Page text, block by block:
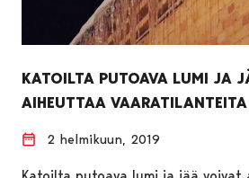
KATOILTA PUTOAVA LUMI JA
AIHEUTTAA VAARATILANTEITA
2 helmikuun, 2019